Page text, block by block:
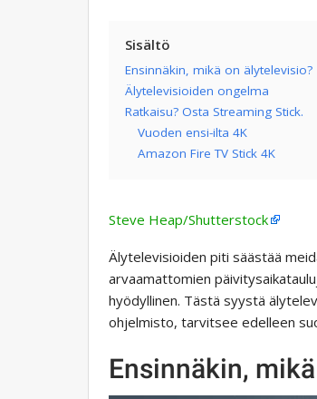
Sisältö
Ensinnäkin, mikä on älytelevisio?
Älytelevisioiden ongelma
Ratkaisu? Osta Streaming Stick.
Vuoden ensi-ilta 4K
Amazon Fire TV Stick 4K
Steve Heap/Shutterstock
Älytelevisioiden piti säästää
arvaamattomien
hyödyllinen. Tästä syystä
ohjelmisto, tarvitsee edelleen
Ensinnäkin,